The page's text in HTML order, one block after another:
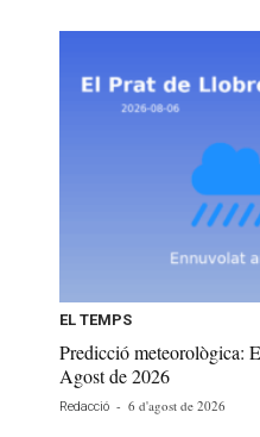
EL TEMPS
Predicció meteorològica:
Agost de 2026
Redacció - 6 d'agost de 2026